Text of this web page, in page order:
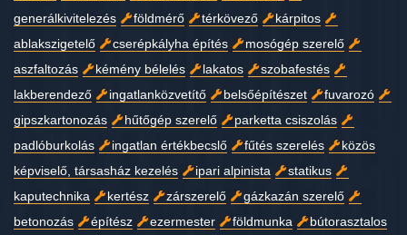
generálkivitelezés
földmérő térkövező
kárpitos
ablakszigetelő
cserépkályha építés
mosógép szerelő
aszfaltozás
kémény bélelés lakatos
szobafestés
lakberendező
ingatlanközvetítő belsőépítészet
fuvarozó
gipszkartonozás
hűtőgép szerelő
parketta csiszolás
padlóburkolás
ingatlan értékbecslő fűtés szerelés
közös
képviselő, társasház kezelés
ipari alpinista
statikus
kaputechnika
kertész zárszerelő
gázkazán szerelő
betonozás
építész ezermester földmunka bútorasztalos